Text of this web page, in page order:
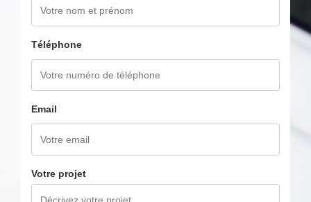
Téléphone
Email
Votre projet